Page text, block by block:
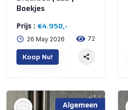
Boekjes
Prijs : €4.950,-
26 May 2026 72
Koop Nu!
Algemeen